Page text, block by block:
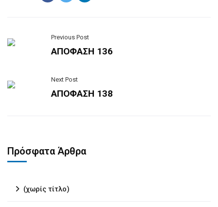
Previous Post
ΑΠΟΦΑΣΗ 136
Next Post
ΑΠΟΦΑΣΗ 138
Πρόσφατα Άρθρα
(χωρίς τίτλο)